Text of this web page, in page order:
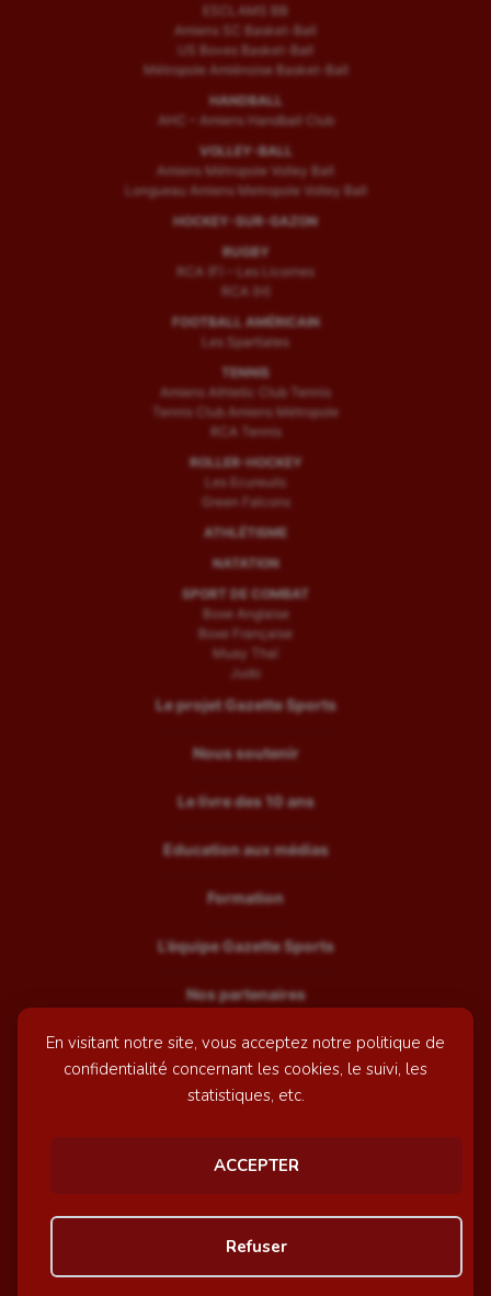
En visitant notre site, vous acceptez notre politique de
confidentialité concernant les cookies, le suivi, les
statistiques, etc.
ACCEPTER
Refuser
ESCLAMS BB
Amiens SC Basket-Ball
US Boves Basket-Ball
Métropole Amiénoise Basket-Ball
HANDBALL
AHC – Amiens Handball Club
VOLLEY-BALL
Amiens Métropole Volley Ball
Longueau Amiens Metropole Volley Ball
HOCKEY-SUR-GAZON
RUGBY
RCA (F) – Les Licornes
RCA (H)
FOOTBALL AMÉRICAIN
Les Spartiates
TENNIS
Amiens Athletic Club Tennis
Tennis Club Amiens Métropole
RCA Tennis
ROLLER-HOCKEY
Les Ecureuils
Green Falcons
ATHLÉTISME
NATATION
SPORT DE COMBAT
Boxe Anglaise
Boxe Française
Muay Thaï
Judo
Le projet Gazette Sports
Nous soutenir
Le livre des 10 ans
Education aux médias
Formation
L’équipe Gazette Sports
Nos partenaires
Recrutement
Mentions légales
© GazetteSports - 2026 | Site internet réalisé par
Awelty